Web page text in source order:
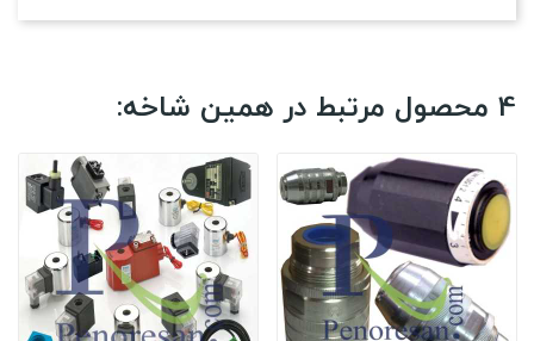
4 محصول مرتبط در همین شاخه: